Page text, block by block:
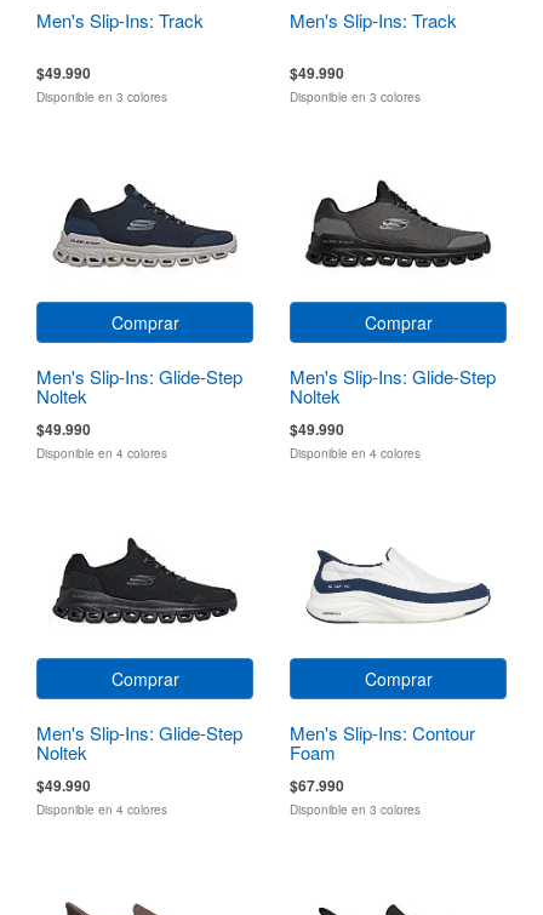
Men's Slip-Ins: Track
$49.990
Disponible en 3 colores
Men's Slip-Ins: Track
$49.990
Disponible en 3 colores
Comprar
Men's Slip-Ins: Glide-Step
Noltek
$49.990
Disponible en 4 colores
Comprar
Men's Slip-Ins: Glide-Step
Noltek
$49.990
Disponible en 4 colores
Comprar
Men's Slip-Ins: Glide-Step
Noltek
$49.990
Disponible en 4 colores
Comprar
Men's Slip-Ins: Contour
Foam
$67.990
Disponible en 3 colores